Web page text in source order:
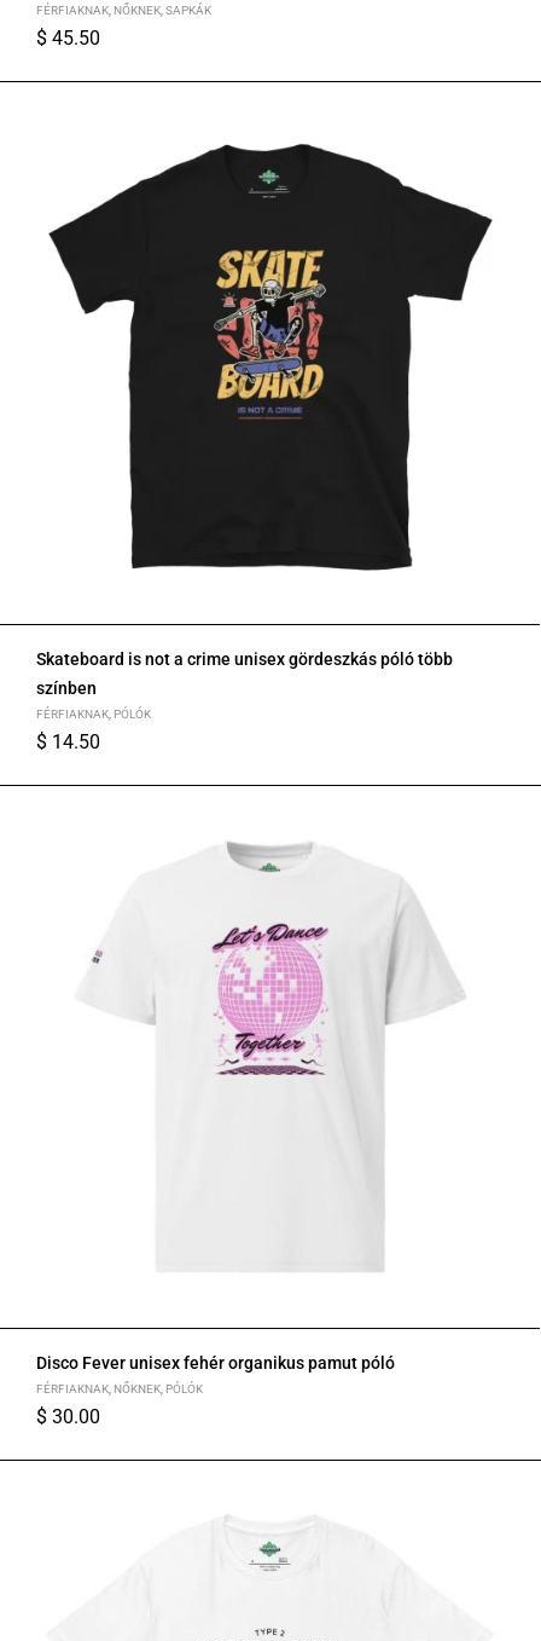
FÉRFIAKNAK NŐKNEK SAPKÁK
$ 45.50
Skateboard is not a crime unisex gördeszkás póló több
színben
FÉRFIAKNAK PÓLÓK
$ 14.50
Disco Fever unisex fehér organikus pamut póló
FÉRFIAKNAK NŐKNEK PÓLÓK
$ 30.00